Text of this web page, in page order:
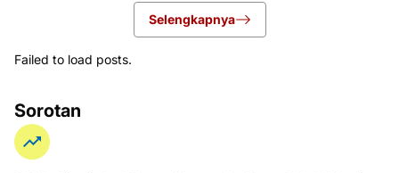
Selengkapnya
Failed to load posts.
Sorotan